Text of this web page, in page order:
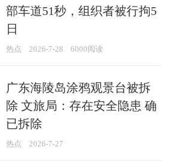
部车道51秒，组织者被行拘5
日
热点 2026-7-28 6000阅读
广东海陵岛涂鸦观景台被拆
除 文旅局：存在安全隐患 确
已拆除
热点 2026-7-27